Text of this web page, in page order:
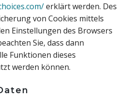
erklärt werden. Des
von Cookies mittels
Einstellungen des Browsers
Sie, dass dann
Funktionen dieses
werden können.